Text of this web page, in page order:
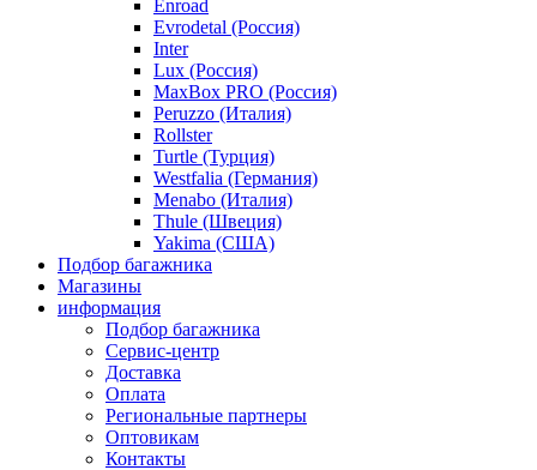
Enroad
Evrodetal (Россия)
Inter
Lux (Россия)
MaxBox PRO (Россия)
Peruzzo (Италия)
Rollster
Turtle (Турция)
Westfalia (Германия)
Menabo (Италия)
Thule (Швеция)
Yakima (США)
Подбор багажника
Магазины
информация
Подбор багажника
Сервис-центр
Доставка
Оплата
Региональные партнеры
Оптовикам
Контакты